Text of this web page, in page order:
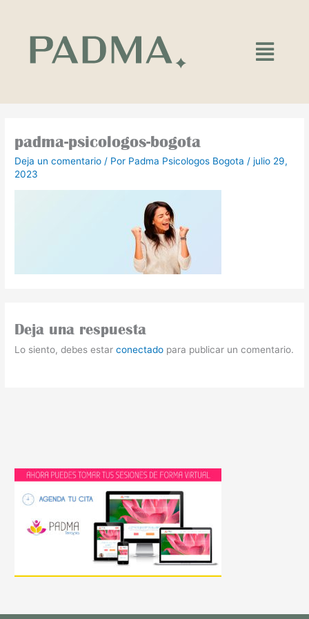
contenido
Main
Menu
padma-psicologos-bogota
Deja un comentario / Por Padma Psicologos Bogota /julio 29,
2023
Deja una respuesta
Lo siento, debes estarconectado para publicar un comentario.